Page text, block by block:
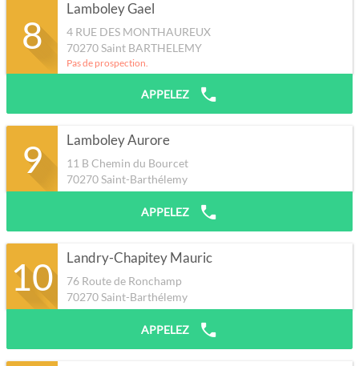
8
Lamboley Gael
4 RUE DES MONTHAUREUX
70270Saint BARTHELEMY
Pas de prospection.
APPELEZ
9 Lamboley Aurore
11 B Chemin du Bourcet
70270Saint-Barthélemy
APPELEZ
10 Landry-Chapitey Mauric
76 Route de Ronchamp
70270Saint-Barthélemy
APPELEZ